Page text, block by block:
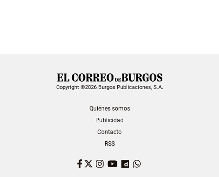
Copyright ©2026 Burgos Publicaciones, S.A.
Quiénes somos
Publicidad
Contacto
RSS
Facebook
TwitterInstagram
YouTubeDailymotion